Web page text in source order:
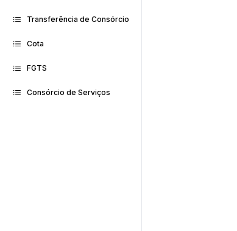
Transferência de Consórcio
Cota
FGTS
Consórcio de Serviços